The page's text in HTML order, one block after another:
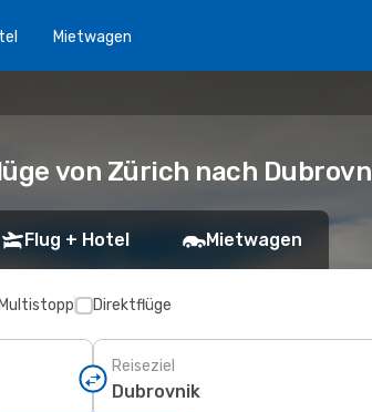
Mietwagen
von Zürich nach
Flug + Hotel Mietwagen
Multistopp Direktflüge
Reiseziel